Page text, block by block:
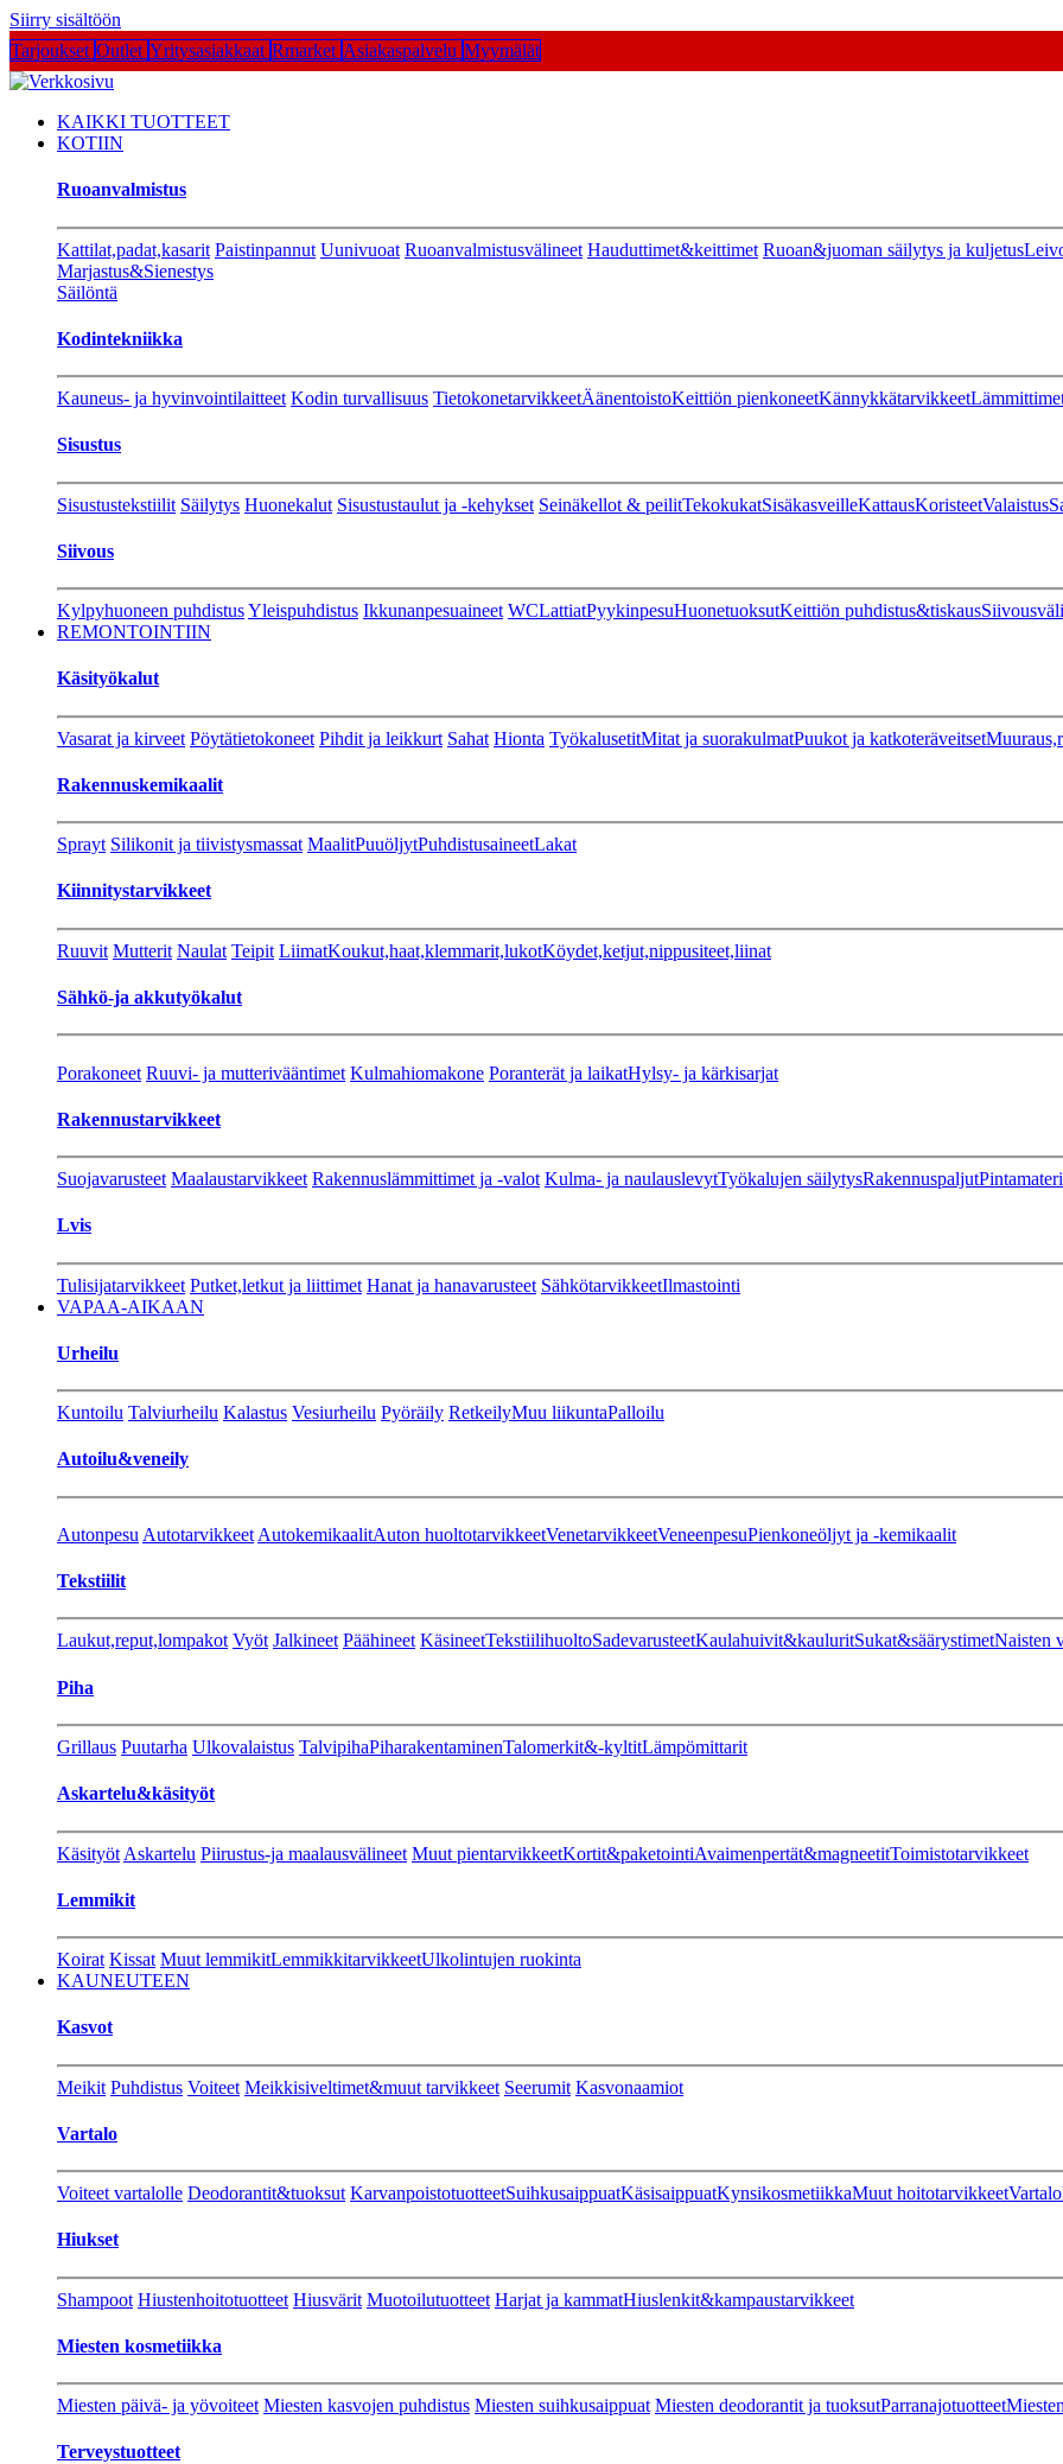
Siirry sisältöön
Tarjoukset Outlet Yritysasiakkaat Rmarket Asiakaspalvelu Myymälät
KAIKKI TUOTTEET
KOTIIN
Ruoanvalmistus
Kattilat,padat,kasarit Paistinpannut Uunivuoat Ruoanvalmistusvälineet Hauduttimet&keittimet Ruoan&juoman säilytys ja kuljetus
Marjastus&Sienestys
Säilöntä
Kodintekniikka
Kauneus- ja hyvinvointilaitteet Kodin turvallisuus TietokonetarvikkeetÄänentoistoKeittiön pienkoneetKännykkätarvikkeet
Sisustus
Sisustustekstiilit Säilytys Huonekalut Sisustustaulut ja -kehykset Seinäkellot & peilitTekokukatSisäkasveilleKattausKoristeetValaistus
Siivous
Kylpyhuoneen puhdistusYleispuhdistus Ikkunanpesuaineet WCLattiatPyykinpesuHuonetuoksutKeittiön puhdistus&tiskaus
REMONTOINTIIN
Käsityökalut
Vasarat ja kirveet Pöytätietokoneet Pihdit ja leikkurt Sahat Hionta TyökalusetitMitat ja suorakulmatPuukot ja katkoteräveitset
Rakennuskemikaalit
Sprayt Silikonit ja tiivistysmassat MaalitPuuöljytPuhdistusaineetLakat
Kiinnitystarvikkeet
Ruuvit Mutterit Naulat Teipit LiimatKoukut,haat,klemmarit,lukotKöydet,ketjut,nippusiteet,liinat
Sähkö-ja akkutyökalut
Porakoneet Ruuvi- ja mutterivääntimet Kulmahiomakone Poranterät ja laikatHylsy- ja kärkisarjat
Rakennustarvikkeet
Suojavarusteet Maalaustarvikkeet Rakennuslämmittimet ja -valot Kulma- ja naulauslevytTyökalujen säilytysRakennuspaljut
Lvis
Tulisijatarvikkeet Putket,letkut ja liittimet Hanat ja hanavarusteet SähkötarvikkeetIlmastointi
VAPAA-AIKAAN
Urheilu
Kuntoilu Talviurheilu Kalastus Vesiurheilu Pyöräily RetkeilyMuu liikuntaPalloilu
Autoilu&veneily
Autonpesu Autotarvikkeet AutokemikaalitAuton huoltotarvikkeetVenetarvikkeetVeneenpesuPienkoneöljyt ja -kemikaalit
Tekstiilit
Laukut,reput,lompakot Vyöt Jalkineet Päähineet KäsineetTekstiilihuoltoSadevarusteetKaulahuivit&kauluritSukat&säärystimetNaisten
Piha
Grillaus Puutarha Ulkovalaistus TalvipihaPiharakentaminenTalomerkit&-kyltitLämpömittarit
Askartelu&käsityöt
Käsityöt Askartelu Piirustus-ja maalausvälineet Muut pientarvikkeetKortit&paketointiAvaimenpertät&magneetitToimistotarvikkeet
Lemmikit
Koirat Kissat Muut lemmikitLemmikkitarvikkeetUlkolintujen ruokinta
KAUNEUTEEN
Kasvot
Meikit Puhdistus Voiteet Meikkisiveltimet&muut tarvikkeet Seerumit Kasvonaamiot
Vartalo
Voiteet vartalolle Deodorantit&tuoksut KarvanpoistotuotteetSuihkusaippuatKäsisaippuatKynsikosmetiikkaMuut hoitotarvikkeet
Hiukset
Shampoot Hiustenhoitotuotteet Hiusvärit Muotoilutuotteet Harjat ja kammatHiuslenkit&kampaustarvikkeet
Miesten kosmetiikka
Miesten päivä- ja yövoiteet Miesten kasvojen puhdistus Miesten suihkusaippuat Miesten deodorantit ja tuoksutParranajotuotteet
Terveystuotteet